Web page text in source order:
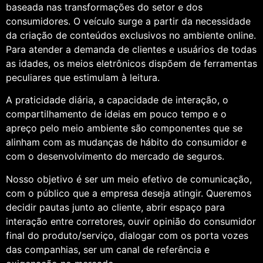
baseada nas transformações do setor e dos
consumidores. O veículo surge a partir da necessidade
da criação de conteúdos exclusivos no ambiente online.
Para atender a demanda de clientes e usuários de todas
as idades, os meios eletrônicos dispõem de ferramentas
peculiares que estimulam à leitura.
A praticidade diária, a capacidade de interação, o
compartilhamento de ideias em pouco tempo e o
apreço pelo meio ambiente são componentes que se
alinham com as mudanças de hábito do consumidor e
com o desenvolvimento do mercado de seguros.
Nosso objetivo é ser um meio efetivo de comunicação,
com o público que a empresa deseja atingir. Queremos
decidir pautas junto ao cliente, abrir espaço para
interação entre corretores, ouvir opinião do consumidor
final do produto/serviço, dialogar com os porta vozes
das companhias, ser um canal de referência e